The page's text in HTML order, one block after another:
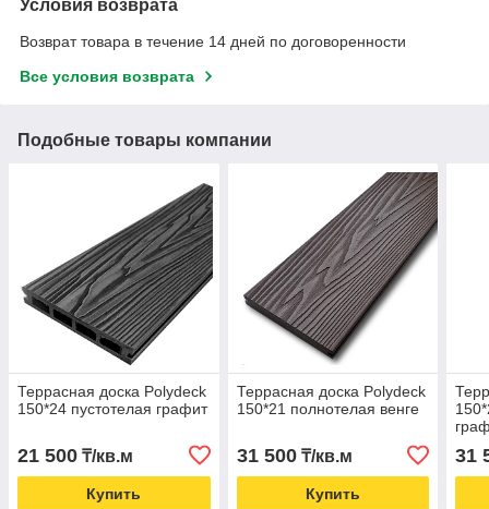
Условия возврата
Возврат товара в течение 14 дней по договоренности
Все условия возврата
Подобные товары компании
Террасная доска Polydeck
150*24 пустотелая графит
21 500 ₸/кв.м
Купить
Террасная доска Polydeck
150*21 полнотелая венге
31 500₸/кв.м
Купить
31